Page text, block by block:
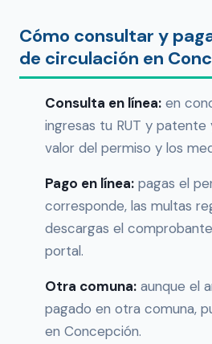
Cómo consultar y
de circulación en
Consulta en línea: en
ingresas tu RUT y
valor del permiso y los
Pago en línea: pagas el
corresponde, las multas
descargas el
portal.
Otra comuna: aunque el
pagado en otra comuna,
en Concepción.